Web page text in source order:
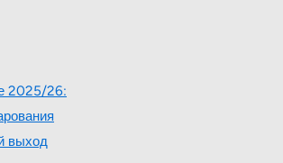
2025/26:
выход